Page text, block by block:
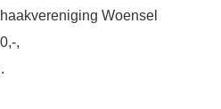
Woensel
,